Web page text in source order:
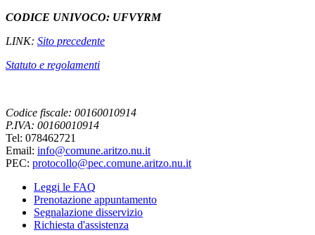
CODICE UNIVOCO: UFVYRM
LINK: Sito precedente
Statuto e regolamenti
Codice fiscale: 00160010914
P.IVA: 00160010914
Tel: 078462721
Email: info@comune.aritzo.nu.it
PEC: protocollo@pec.comune.aritzo.nu.it
Leggi le FAQ
Prenotazione appuntamento
Segnalazione disservizio
Richiesta d'assistenza